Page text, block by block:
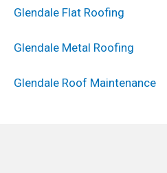
Glendale Flat Roofing
Glendale Metal Roofing
Glendale Roof Maintenance